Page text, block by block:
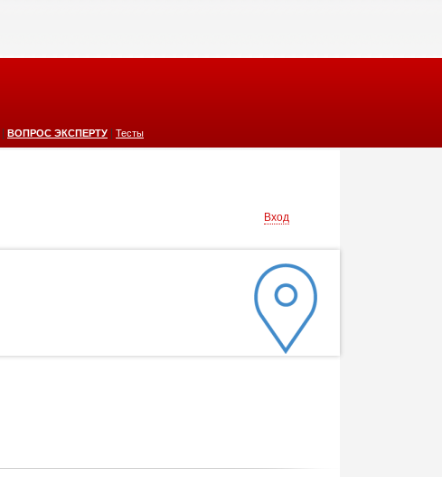
ВОПРОС ЭКСПЕРТУ Тесты
Вход